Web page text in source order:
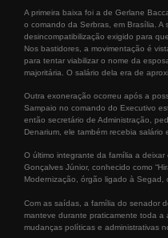
A primeira baixa foi a de Gerlane
o comando da Serbras, em Brasília.
desincompatibilização exigido para
Nos bastidores, a movimentação é
para tentar viabilizar o nome da
majoritária. O salário dela era de
Outra exoneração ocorreu após a
Sampaio no comando do Executivo
então secretário de Administração,
Denarium, ele também recebia salário
O último integrante da família a
Gonçalves Júnior, conhecido como
Modernização, órgão ligado à Segad,
Com as saídas, a família do senador
manteve durante praticamente toda a
mudanças políticas e administrativas